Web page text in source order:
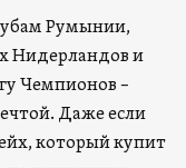
Румынии,
Нидерландов и
Чемпионов –
Даже если
который купит